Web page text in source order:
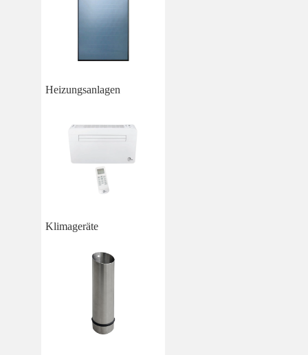
Heizungsanlagen
Klimageräte